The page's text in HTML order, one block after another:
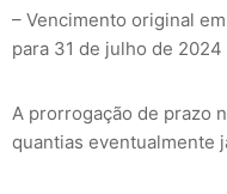
– Vencimento original
para 31 de julho de 2024
A prorrogação de prazo
quantias eventualmente